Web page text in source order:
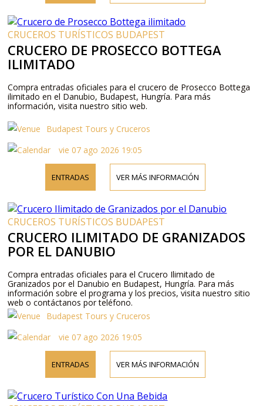
CRUCEROS TURÍSTICOS BUDAPEST
CRUCERO DE PROSECCO BOTTEGA
ILIMITADO
Compra entradas oficiales para el crucero de Prosecco Bottega
ilimitado en el Danubio, Budapest, Hungría. Para más
información, visita nuestro sitio web.
Budapest Tours y Cruceros
vie 07 ago 2026 19:05
ENTRADAS VER MÁS INFORMACIÓN
CRUCEROS TURÍSTICOS BUDAPEST
CRUCERO ILIMITADO DE GRANIZADOS
POR EL DANUBIO
Compra entradas oficiales para el Crucero Ilimitado de
Granizados por el Danubio en Budapest, Hungría. Para más
información sobre el programa y los precios, visita nuestro sitio
web o contáctanos por teléfono.
Budapest Tours y Cruceros
vie 07 ago 2026 19:05
ENTRADAS VER MÁS INFORMACIÓN